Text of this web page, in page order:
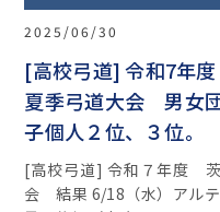
2025/06/30
[高校弓道] 令和7年
夏季弓道大会 男女
子個人２位、３位。
[高校弓道] 令和７年度
会 結果 6/18（水）アル